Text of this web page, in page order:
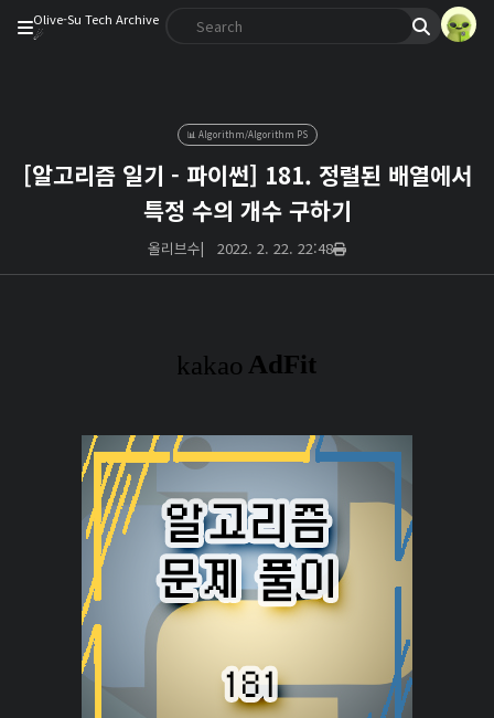
Olive-Su Tech Archive
☄︎
📊 Algorithm/Algorithm PS
[알고리즘 일기 - 파이썬] 181. 정렬된 배열에서
특정 수의 개수 구하기
올리브수| 2022. 2. 22. 22:48